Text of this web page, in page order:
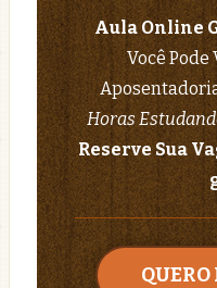
Aula Online
Você Pode
Horas
Reserve Sua